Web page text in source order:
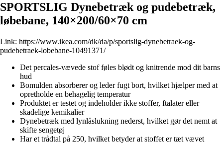
SPORTSLIG Dynebetræk og pudebetræk,
løbebane, 140×200/60×70 cm
Link: https://www.ikea.com/dk/da/p/sportslig-dynebetraek-og-
pudebetraek-lobebane-10491371/
Det percales-vævede stof føles blødt og knitrende mod dit barns
hud
Bomulden absorberer og leder fugt bort, hvilket hjælper med at
opretholde en behagelig temperatur
Produktet er testet og indeholder ikke stoffer, ftalater eller
skadelige kemikalier
Dynebetræk med lynlåslukning nederst, hvilket gør det nemt at
skifte sengetøj
Har et trådtal på 250, hvilket betyder at stoffet er tæt vævet